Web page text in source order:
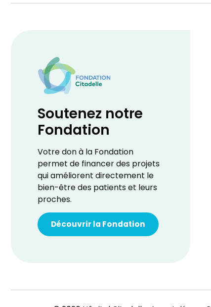
Soutenez notre
Fondation
Votre don à la Fondation
permet de financer des projets
qui améliorent directement le
bien-être des patients et leurs
proches.
Découvrir la Fondation